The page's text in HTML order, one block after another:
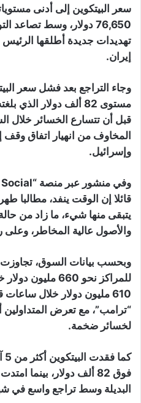
سعر البيتكوين إلى أدنى
76,650 دولار، وسط تصاعد
تهديدات جديدة أطلقها الرئيس
إيران.
وجاء التراجع بعد فشل سعر
مستوى 82 ألف دولار
قبل أن تتسارع الخسائر خلال
المخاوف من انهيار اتفاق وقف
وإسرائيل.
قائلا إن الوقت ينفد، مطالبا
يتبقى منها شيء، ما زاد من
والأصول عالية المخاطر، وعلى
وبحسب بيانات السوق، تجاوزت
610 مليون دولار خلال
“ترامب”، مع تعرض المتداولين
لخسائر ضخمة.
فوق 82 ألف دولار، بينما
البديلة وسط تراجع واسع في